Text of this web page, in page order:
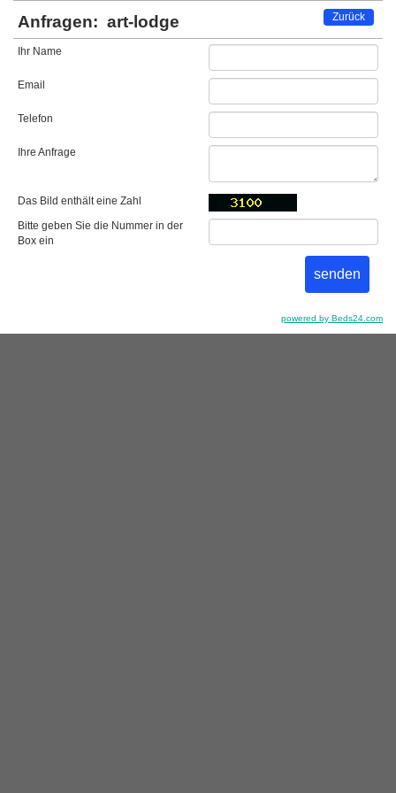
Zurück
Anfragen: art-lodge
Ihr Name
Email
Telefon
Ihre Anfrage
Das Bild enthält eine Zahl
Bitte geben Sie die Nummer in der
Box ein
powered by Beds24.com